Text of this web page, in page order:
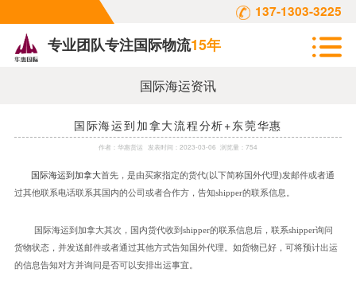
137-1303-3225
专业团队专注国际物流15年
国际海运资讯
国际海运到加拿大流程分析+东莞华惠
作者： 华惠货运 发表时间： 2023-03-06 浏览量：754
国际海运到加拿大首先，是由买家指定的货代(以下简称国外代理)发邮件或者通
过其他联系电话联系其国内的公司或者合作方，告知shipper的联系信息。
国际海运到加拿大其次，国内货代收到shipper的联系信息后，联系shipper询问
货物状态，并发送邮件或者通过其他方式告知国外代理。如货物已好，可将预计出运
的信息告知对方并询问是否可以安排出运事宜。